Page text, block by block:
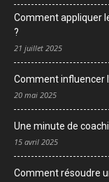
Comment appliquer
?
21 juillet 2025
Comment influencer
20 mai 2025
Une minute de
15 avril 2025
Comment résoudre